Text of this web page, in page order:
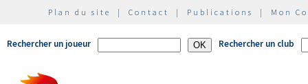
Plan du site | Contact | Publications | Mon
Rechercher un joueur Rechercher un club